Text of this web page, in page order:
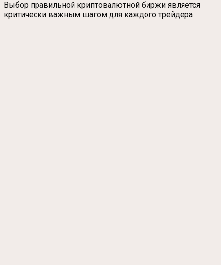
Выбор правильной криптовалютной биржи является
критически важным шагом для каждого трейдера